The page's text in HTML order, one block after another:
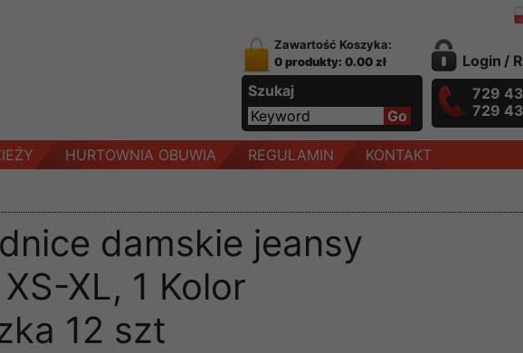
Zawartość Koszyka:
0 produkty: 0.00 zł
Szukaj
Login /
729
729
HURTOWNIA OBUWIA REGULAMIN KONTAKT
damskie jeansy
XL, 1 Kolor
12 szt